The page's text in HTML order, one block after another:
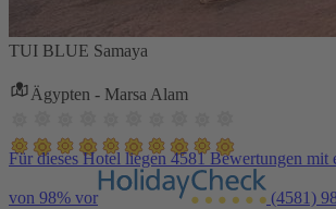
TUI BLUE Samaya
Ägypten - Marsa Alam
Für dieses Hotel liegen 4581 Bewertungen mit
von 98% vor (4581)